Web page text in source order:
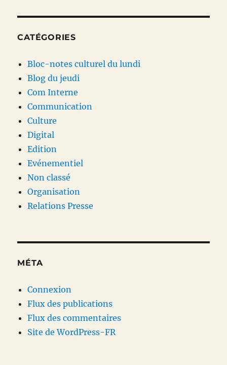
CATÉGORIES
Bloc-notes culturel du lundi
Blog du jeudi
Com Interne
Communication
Culture
Digital
Edition
Evénementiel
Non classé
Organisation
Relations Presse
MÉTA
Connexion
Flux des publications
Flux des commentaires
Site de WordPress-FR